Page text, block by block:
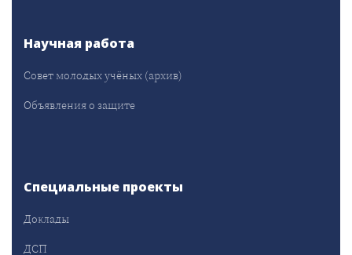
Научная работа
Совет молодых учёных (архив)
Объявления о защите
Специальные проекты
Доклады
ДСП